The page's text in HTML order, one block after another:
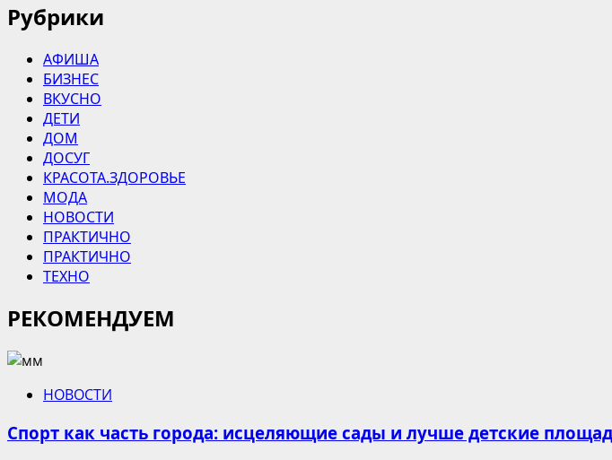
Рубрики
АФИША
БИЗНЕС
ВКУСНО
ДЕТИ
ДОМ
ДОСУГ
КРАСОТА.ЗДОРОВЬЕ
МОДА
НОВОСТИ
ПРАКТИЧНО
ПРАКТИЧНО
ТЕХНО
РЕКОМЕНДУЕМ
НОВОСТИ
Спорт как часть города: исцеляющие сады и лучше детские